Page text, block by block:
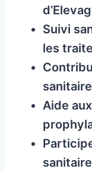
Suivi
les
sanitaire
Aide